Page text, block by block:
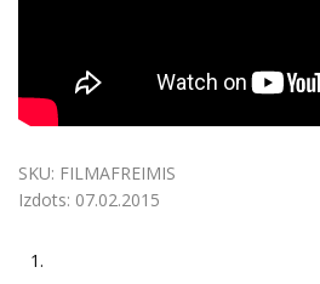
SKU: FILMAFREIMIS
Izdots: 07.02.2015
1.